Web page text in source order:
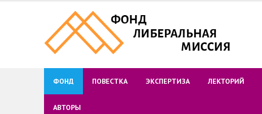
ФОНД ПОВЕСТКА ЭКСПЕРТИЗА ЛЕКТОРИЙ
АВТОРЫ